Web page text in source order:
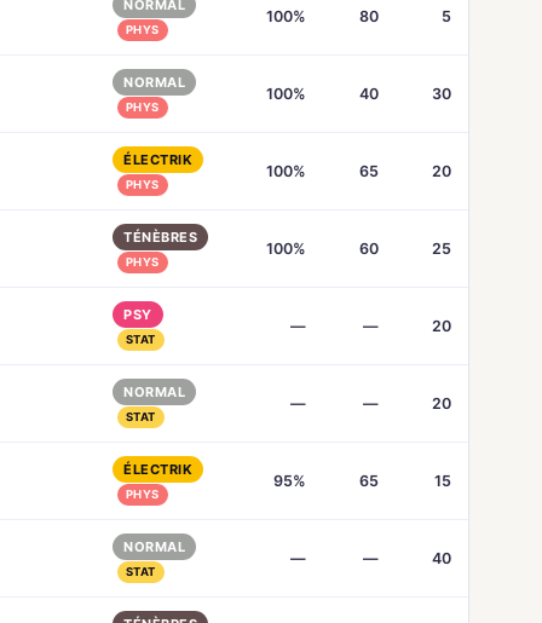
NORMAL
PHYS
100% 80 5
NORMAL
PHYS
100% 40 30
ÉLECTRIK
PHYS
100% 65 20
TÉNÈBRES
PHYS
100% 60 25
PSY
STAT
— — 20
NORMAL
STAT
— — 20
ÉLECTRIK
PHYS
95% 65 15
NORMAL
STAT
— — 40